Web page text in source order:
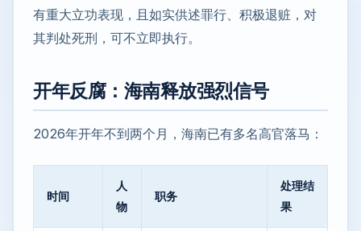
有重大立功表现，且如实供述罪行、积极退赃，对
其判处死刑，可不立即执行。
开年反腐：海南释放强烈信号
2026年开年不到两个月，海南已有多名高官落马：
时间
人
物
职务
处理结
果